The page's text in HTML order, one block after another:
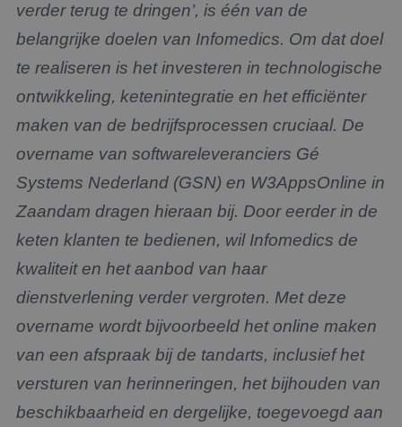
verder terug te dringen’, is één van de
belangrijke doelen van Infomedics. Om dat doel
te realiseren is het investeren in technologische
ontwikkeling, ketenintegratie en het efficiënter
maken van de bedrijfsprocessen cruciaal. De
overname van softwareleveranciers Gé
Systems Nederland (GSN) en W3AppsOnline in
Zaandam dragen hieraan bij. Door eerder in de
keten klanten te bedienen, wil Infomedics de
kwaliteit en het aanbod van haar
dienstverlening verder vergroten. Met deze
overname wordt bijvoorbeeld het online maken
van een afspraak bij de tandarts, inclusief het
versturen van herinneringen, het bijhouden van
beschikbaarheid en dergelijke, toegevoegd aan